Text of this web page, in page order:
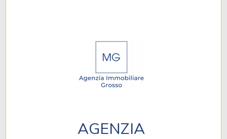
AGENZIA